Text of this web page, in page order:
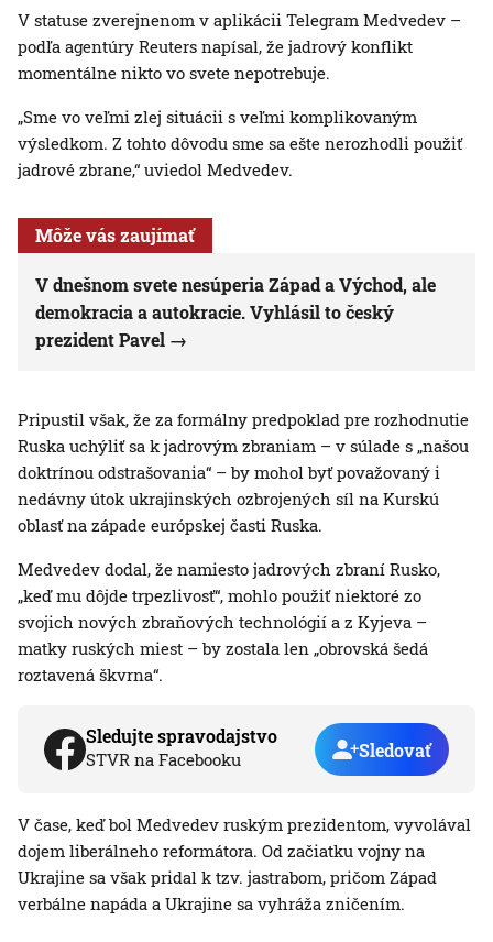
V statuse zverejnenom v aplikácii Telegram Medvedev –
podľa agentúry Reuters napísal, že jadrový konflikt
momentálne nikto vo svete nepotrebuje.
„Sme vo veľmi zlej situácii s veľmi komplikovaným
výsledkom. Z tohto dôvodu sme sa ešte nerozhodli použiť
jadrové zbrane,“ uviedol Medvedev.
Môže vás zaujímať
V dnešnom svete nesúperia Západ a Východ, ale
demokracia a autokracie. Vyhlásil to český
prezident Pavel
Pripustil však, že za formálny predpoklad pre rozhodnutie
Ruska uchýliť sa k jadrovým zbraniam – v súlade s „našou
doktrínou odstrašovania“ – by mohol byť považovaný i
nedávny útok ukrajinských ozbrojených síl na Kurskú
oblasť na západe európskej časti Ruska.
Medvedev dodal, že namiesto jadrových zbraní Rusko,
„keď mu dôjde trpezlivosť“, mohlo použiť niektoré zo
svojich nových zbraňových technológií a z Kyjeva –
matky ruských miest – by zostala len „obrovská šedá
roztavená škvrna“.
Sledujte spravodajstvo
STVR na Facebooku Sledovať
V čase, keď bol Medvedev ruským prezidentom, vyvolával
dojem liberálneho reformátora. Od začiatku vojny na
Ukrajine sa však pridal k tzv. jastrabom, pričom Západ
verbálne napáda a Ukrajine sa vyhráža zničením.